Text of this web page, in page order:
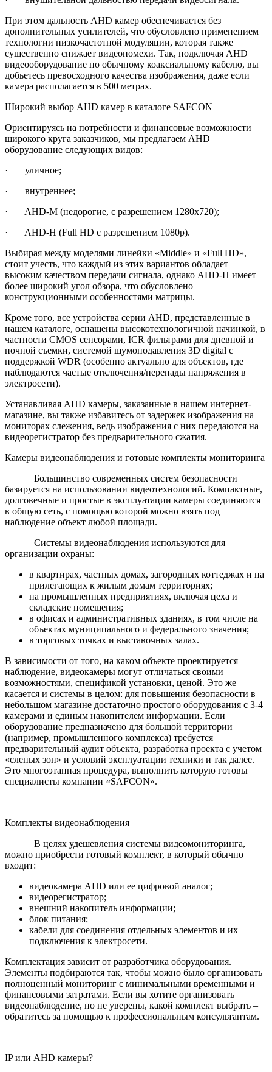
При этом дальность AHD камер обеспечивается без
дополнительных усилителей, что обусловлено применением
технологии низкочастотной модуляции, которая также
существенно снижает видеопомехи. Так, подключая AHD
видеооборудование по обычному коаксиальному кабелю, вы
добьетесь превосходного качества изображения, даже если
камера располагается в 500 метрах.
Широкий выбор AHD камер в каталоге SAFCON
Ориентируясь на потребности и финансовые возможности
широкого круга заказчиков, мы предлагаем AHD
оборудование следующих видов:
· уличное;
· внутреннее;
· AHD-M (недорогие, с разрешением 1280х720);
· AHD-H (Full HD с разрешением 1080р).
Выбирая между моделями линейки «Middle» и «Full HD»,
стоит учесть, что каждый из этих вариантов обладает
высоким качеством передачи сигнала, однако AHD-H имеет
более широкий угол обзора, что обусловлено
конструкционными особенностями матрицы.
Кроме того, все устройства серии AHD, представленные в
нашем каталоге, оснащены высокотехнологичной начинкой, в
частности CMOS сенсорами, ICR фильтрами для дневной и
ночной съемки, системой шумоподавления 3D digital с
поддержкой WDR (особенно актуально для объектов, где
наблюдаются частые отключения/перепады напряжения в
электросети).
Устанавливая AHD камеры, заказанные в нашем интернет-
магазине, вы также избавитесь от задержек изображения на
мониторах слежения, ведь изображения с них передаются на
видеорегистратор без предварительного сжатия.
Камеры видеонаблюдения и готовые комплекты мониторинга
Большинство современных систем безопасности
базируется на использовании видеотехнологий. Компактные,
долговечные и простые в эксплуатации камеры соединяются
в общую сеть, с помощью которой можно взять под
наблюдение объект любой площади.
Системы видеонаблюдения используются для
организации охраны:
в квартирах, частных домах, загородных коттеджах и на
прилегающих к жилым домам территориях;
на промышленных предприятиях, включая цеха и
складские помещения;
в офисах и административных зданиях, в том числе на
объектах муниципального и федерального значения;
в торговых точках и выставочных залах.
В зависимости от того, на каком объекте проектируется
наблюдение, видеокамеры могут отличаться своими
возможностями, спецификой установки, ценой. Это же
касается и системы в целом: для повышения безопасности в
небольшом магазине достаточно простого оборудования с 3-4
камерами и единым накопителем информации. Если
оборудование предназначено для большой территории
(например, промышленного комплекса) требуется
предварительный аудит объекта, разработка проекта с учетом
«слепых зон» и условий эксплуатации техники и так далее.
Это многоэтапная процедура, выполнить которую готовы
специалисты компании «SAFCON».
Комплекты видеонаблюдения
В целях удешевления системы видеомониторинга,
можно приобрести готовый комплект, в который обычно
входит:
видеокамера AHD или ее цифровой аналог;
видеорегистратор;
внешний накопитель информации;
блок питания;
кабели для соединения отдельных элементов и их
подключения к электросети.
Комплектация зависит от разработчика оборудования.
Элементы подбираются так, чтобы можно было организовать
полноценный мониторинг с минимальными временными и
финансовыми затратами. Если вы хотите организовать
видеонаблюдение, но не уверены, какой комплект выбрать –
обратитесь за помощью к профессиональным консультантам.
IP или AHD камеры?